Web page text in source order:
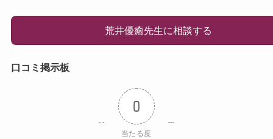
荒井優癒先生に相談する
口コミ掲示板
0
当たる度